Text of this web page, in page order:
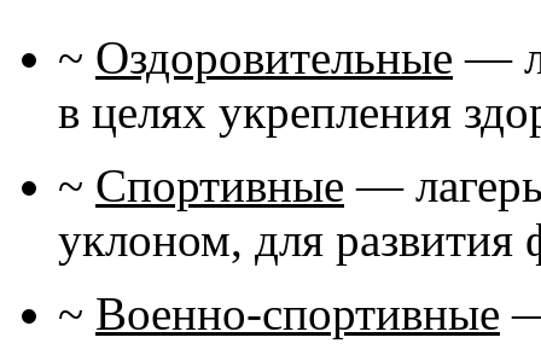
~ Оздоровительные —
в целях укрепления
~ Спортивные —
уклоном, для развития
~ Военно-спортивные